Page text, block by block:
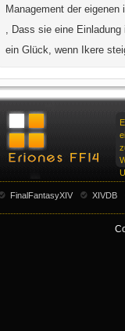
Management der
, Dass sie eine
ein Glück, wenn Ikere
FinalFantasyXIV XIVDB